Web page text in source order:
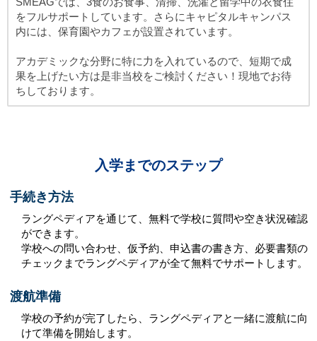
をフルサポートしています。さらにキャピタルキャンパス
内には、保育園やカフェが設置されています。
アカデミックな分野に特に力を入れているので、短期で成
果を上げたい方は是非当校をご検討ください！現地でお待
ちしております。
入学までのステップ
手続き方法
ラングペディアを通じて、無料で学校に質問や空き状況確認
ができます。
学校への問い合わせ、仮予約、申込書の書き方、必要書類の
チェックまでラングペディアが全て無料でサポートします。
渡航準備
学校の予約が完了したら、ラングペディアと一緒に渡航に向
けて準備を開始します。